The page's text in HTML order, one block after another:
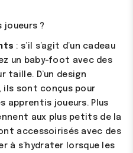
joueurs ?
: s’il s’agit d’un cadeau
un baby-foot avec des
taille. D’un design
sont conçus pour
apprentis joueurs. Plus
aux plus petits de la
accessoirisés avec des
à s’hydrater lorsque les